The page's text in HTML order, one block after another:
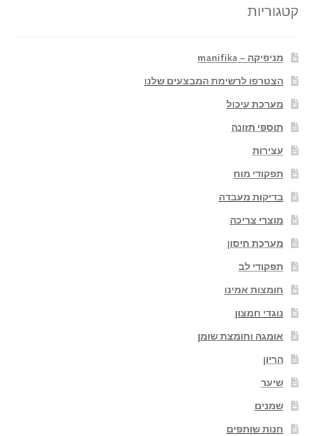
קטגוריות
מניפיקה – manifika
הצטרפו לרשימת המבצעים שלנו
מערכת עיכול
תוספי תזונה
עצירות
תפקודי מוח
בדיקות מעבדה
מוצרי צריכה
מערכת חיסון
תפקודי לב
חומצות אמינו
נוגדי חמצון
אומגה וחומצת שומן
הריון
שיער
שמנים
חנות שותפים